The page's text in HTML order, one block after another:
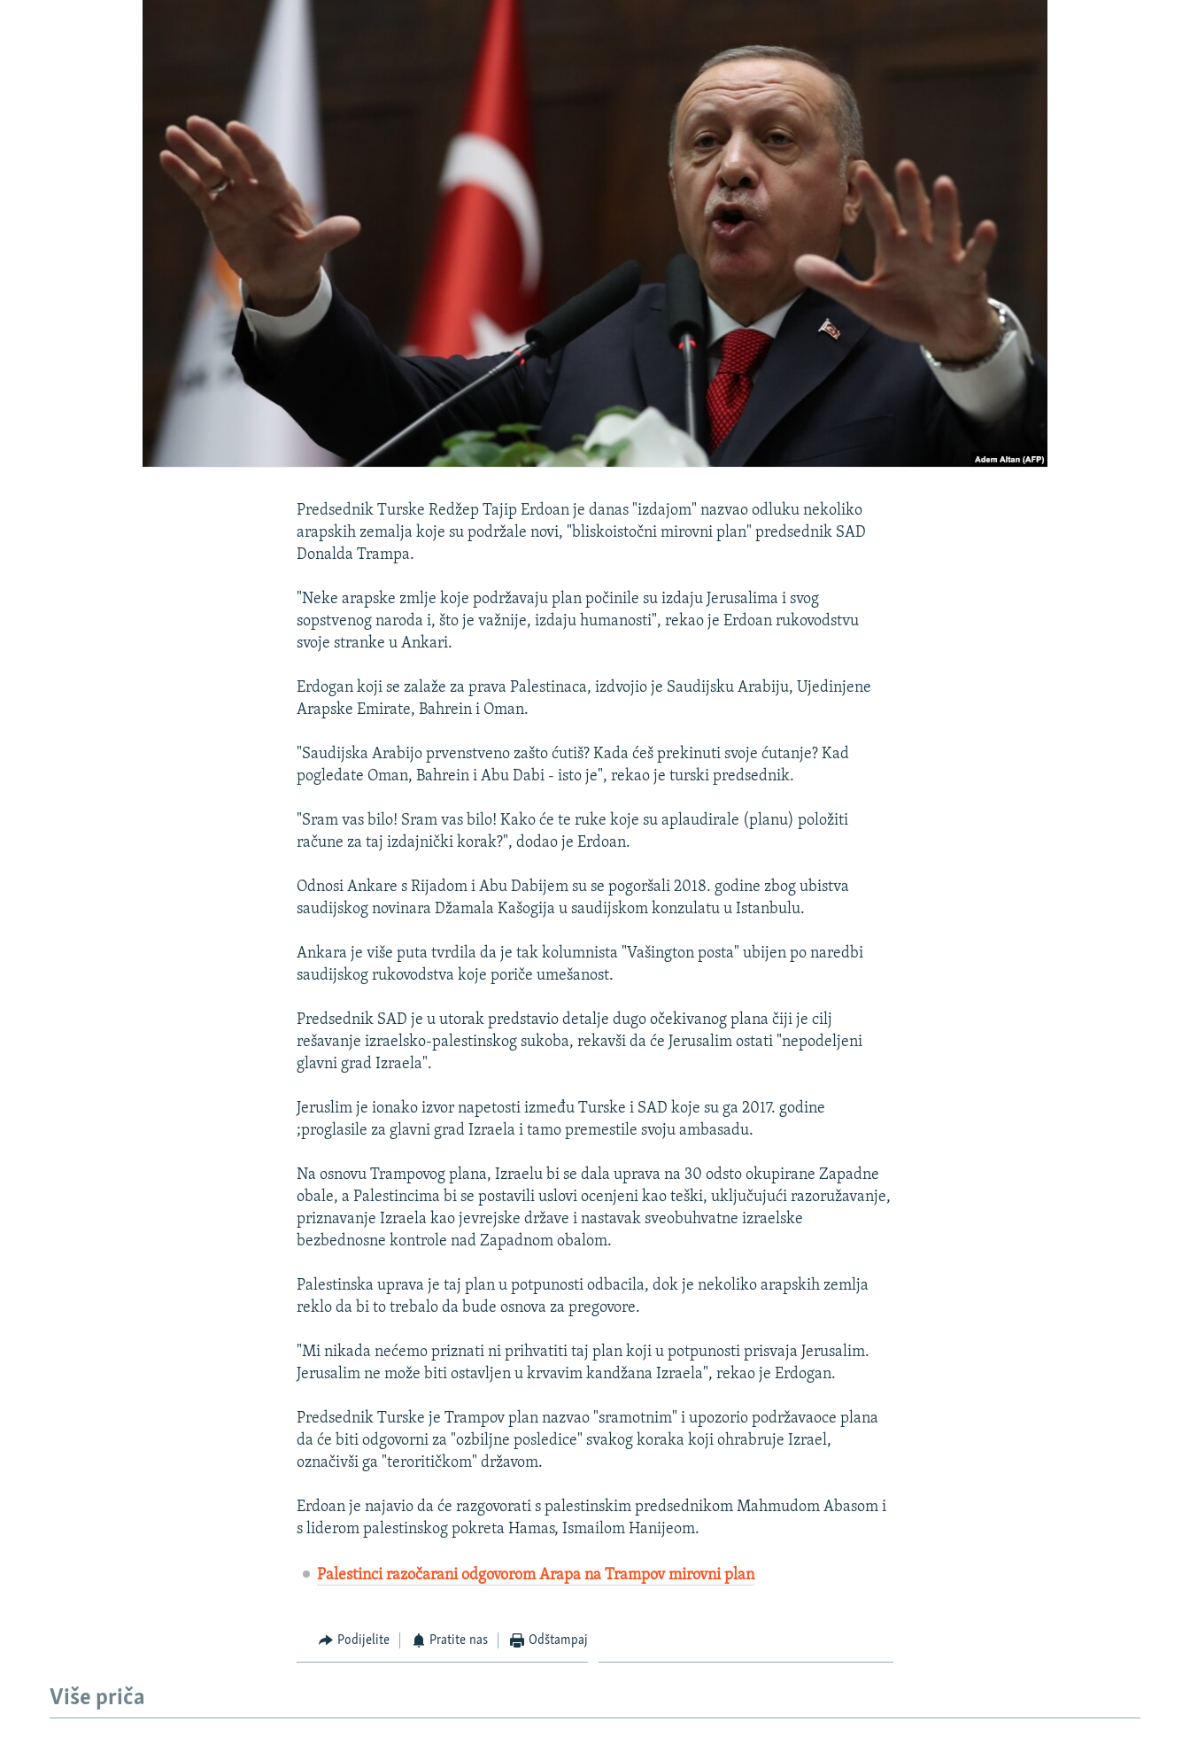
POPLAVE I KLIZIŠTA U BIH 2024.
Predsednik Turske Redžep Tajip Erdoan je danas "izdajom" nazvao odluku nekoliko
arapskih zemalja koje su podržale novi, "bliskoistočni mirovni plan" predsednik SAD
Donalda Trampa.
"Neke arapske zmlje koje podržavaju plan počinile su izdaju Jerusalima i svog
sopstvenog naroda i, što je važnije, izdaju humanosti", rekao je Erdoan rukovodstvu
svoje stranke u Ankari.
Erdogan koji se zalaže za prava Palestinaca, izdvojio je Saudijsku Arabiju, Ujedinjene
Arapske Emirate, Bahrein i Oman.
"Saudijska Arabijo prvenstveno zašto ćutiš? Kada ćeš prekinuti svoje ćutanje? Kad
pogledate Oman, Bahrein i Abu Dabi - isto je", rekao je turski predsednik.
"Sram vas bilo! Sram vas bilo! Kako će te ruke koje su aplaudirale (planu) položiti
račune za taj izdajnički korak?", dodao je Erdoan.
Odnosi Ankare s Rijadom i Abu Dabijem su se pogoršali 2018. godine zbog ubistva
saudijskog novinara Džamala Kašogija u saudijskom konzulatu u Istanbulu.
Ankara je više puta tvrdila da je tak kolumnista "Vašington posta" ubijen po naredbi
saudijskog rukovodstva koje poriče umešanost.
Predsednik SAD je u utorak predstavio detalje dugo očekivanog plana čiji je cilj
rešavanje izraelsko-palestinskog sukoba, rekavši da će Jerusalim ostati "nepodeljeni
glavni grad Izraela".
Jeruslim je ionako izvor napetosti između Turske i SAD koje su ga 2017. godine
;proglasile za glavni grad Izraela i tamo premestile svoju ambasadu.
Na osnovu Trampovog plana, Izraelu bi se dala uprava na 30 odsto okupirane Zapadne
obale, a Palestincima bi se postavili uslovi ocenjeni kao teški, uključujući razoružavanje,
priznavanje Izraela kao jevrejske države i nastavak sveobuhvatne izraelske
bezbednosne kontrole nad Zapadnom obalom.
Palestinska uprava je taj plan u potpunosti odbacila, dok je nekoliko arapskih zemlja
reklo da bi to trebalo da bude osnova za pregovore.
"Mi nikada nećemo priznati ni prihvatiti taj plan koji u potpunosti prisvaja Jerusalim.
Jerusalim ne može biti ostavljen u krvavim kandžana Izraela", rekao je Erdogan.
Predsednik Turske je Trampov plan nazvao "sramotnim" i upozorio podržavaoce plana
da će biti odgovorni za "ozbiljne posledice" svakog koraka koji ohrabruje Izrael,
označivši ga "teroritičkom" državom.
Erdoan je najavio da će razgovorati s palestinskim predsednikom Mahmudom Abasom i
s liderom palestinskog pokreta Hamas, Ismailom Hanijeom.
Palestinci razočarani odgovorom Arapa na Trampov mirovni plan
Podijelite Pratite nas Odštampaj
Više priča